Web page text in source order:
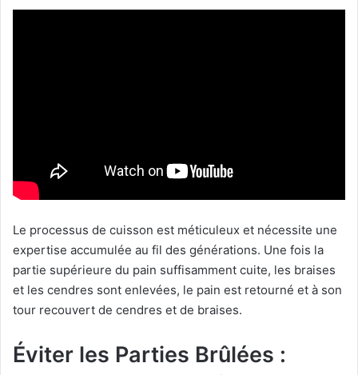
Le processus de cuisson est méticuleux et nécessite une
expertise accumulée au fil des générations. Une fois la
partie supérieure du pain suffisamment cuite, les braises
et les cendres sont enlevées, le pain est retourné et à son
tour recouvert de cendres et de braises.
Éviter les Parties Brûlées :